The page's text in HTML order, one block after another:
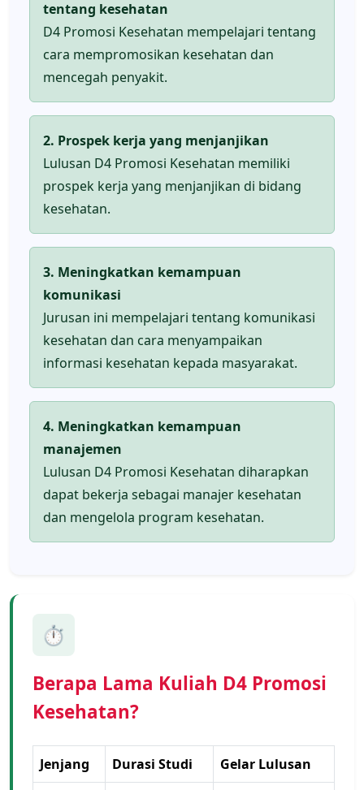
tentang kesehatan
D4 Promosi Kesehatan mempelajari tentang
cara mempromosikan kesehatan dan
mencegah penyakit.
2. Prospek kerja yang menjanjikan
Lulusan D4 Promosi Kesehatan memiliki
prospek kerja yang menjanjikan di bidang
kesehatan.
3. Meningkatkan kemampuan
komunikasi
Jurusan ini mempelajari tentang komunikasi
kesehatan dan cara menyampaikan
informasi kesehatan kepada masyarakat.
4. Meningkatkan kemampuan
manajemen
Lulusan D4 Promosi Kesehatan diharapkan
dapat bekerja sebagai manajer kesehatan
dan mengelola program kesehatan.
⏱️
Berapa Lama Kuliah D4 Promosi
Kesehatan?
Jenjang Durasi Studi Gelar Lulusan